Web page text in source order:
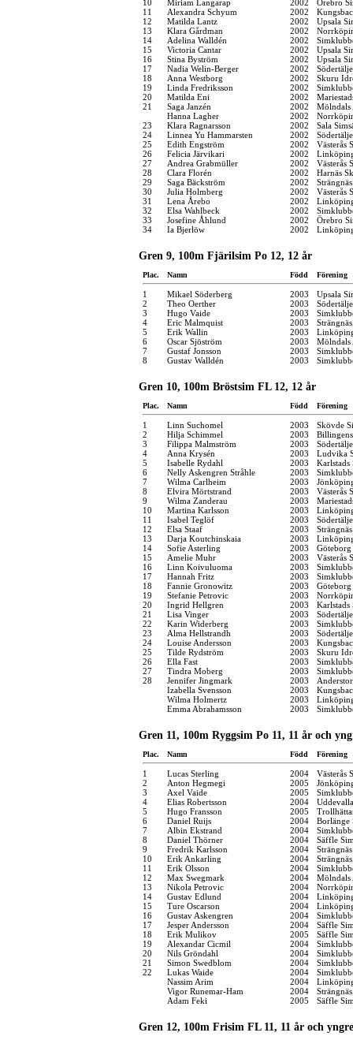
10 Miriam Langarap 2002
Örebro
11
Alexandra Schyum 2002
12
Matilda Lantz 2002
Upsala
13
Klara Gårdman 2002
14
Adelina Walldén 2002
15
Victoria Cantar 2002
Upsala
16
Stina Byström 2002
Upsala
17
Nadia Welin-Berger 2002
18
Anna Westborg 2002
Skuru
19
Linda Fredriksson 2002
20
Matilda Eni 2002
21
Saga Janzén 2002
Mölndals
Hanna Lagher
2002
23
Klara Ragnarsson 2002
Sala
24
Linnea Yu Hammarsten 2002
25
Edith Engström 2002
Västerås
26
Felicia Järvikari 2002
27
Andrea Grabmüller 2002
Västerås
28
Clara Florén 2002
Harnäs
29
Saga Bäckström 2002
30
Julia Holmberg 2002
Västerås
31
Lena Årebo 2002
32
Elsa Wahlbeck 2002
33
Josefine Åhlund 2002
Örebro
34
Ia Bjerlöw 2002
Gren 9, 100m Fjärilsim Po 12, 12 år
Plac. Namn Född Förening
1 Mikael Söderberg 2003
Upsala
2
Theo Oerther 2003
3
Hugo Vaide 2003
4
Eric Malmquist 2003
5
Erik Wallin 2003
6
Oscar Sjöström 2003
Mölndals
7
Gustaf Jonsson 2003
8
Gustav Walldén 2003
Gren 10, 100m Bröstsim FL 12, 12 år
Plac. Namn Född Förening
1 Linn Suchomel 2003
Skövde
2
Hilja Schimmel 2003
3
Filippa Malmström 2003
4
Anna Krysén 2003
Ludvika
5
Isabelle Rydahl 2003
Karlstads
6
Nelly Askengren Stråhle 2003
7
Wilma Carlheim 2003
8
Elvira Mörtstrand 2003
Västerås
9
Wilma Zanderau 2003
10
Martina Karlsson 2003
11
Isabel Teglöf 2003
12
Elsa Staaf 2003
13
Darja Koutchinskaia 2003
14
Sofie Asterling 2003
Göteborg
15
Amelie Muhr 2003
Västerås
16
Linn Koivuluoma 2003
17
Hannah Fritz 2003
18
Fannie Gronowitz 2003
Göteborg
19
Stefanie Petrovic 2003
20
Ingrid Hellgren 2003
Karlstads
21
Lisa Vinger 2003
22
Karin Widerberg 2003
23
Alma Hellstrandh 2003
24
Louise Andersson 2003
25
Tilde Rydström 2003
Skuru
26
Ella Fast 2003
27
Tindra Moberg 2003
28
Jennifer Jingmark 2003
Izabella Svensson
2003
Wilma Holmertz
2003
Emma Abrahamsson
2003
Gren 11, 100m Ryggsim Po 11, 11 år och
Plac. Namn Född Förening
1 Lucas Sterling 2004
Västerås
2
Anton Hegmegi 2005
3
Axel Vaide 2005
4
Elias Robertsson 2004
5
Hugo Fransson 2005
6
Daniel Ruijs 2004
Borlänge
7
Albin Ekstrand 2004
8
Daniel Thörner 2004
Säffle
9
Fredrik Karlsson 2004
10
Erik Ankarling 2004
11
Erik Olsson 2004
12
Max Swegmark 2004
Mölndals
13
Nikola Petrovic 2004
14
Gustav Edlund 2004
15
Ture Oscarson 2004
16
Gustav Askengren 2004
17
Jesper Andersson 2004
Säffle
18
Erik Mulikov 2005
Säffle
19
Alexandar Cicmil 2004
20
Nils Gröndahl 2004
21
Simon Swedblom 2004
22
Lukas Waide 2004
Nassim Arim
2004
Vigor Runemar-Ham
2004
Adam Feki
2005 Säffle
Gren 12, 100m Frisim FL 11, 11 år och yngre